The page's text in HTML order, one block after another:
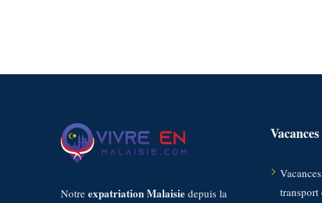
Notre expatriation Malaisie depuis la
transport